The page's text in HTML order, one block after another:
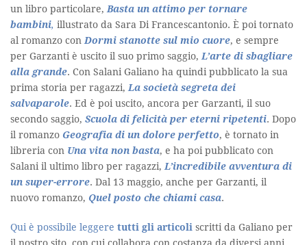
un libro particolare,Basta un attimo per tornare
bambini, illustrato da Sara Di Francescantonio. È poi tornato
al romanzo conDormi stanotte sul mio cuore, e sempre
per Garzanti è uscito il suo primo saggio,L’arte di sbagliare
alla grande. Con Salani Galiano ha quindi pubblicato la sua
prima storia per ragazzi,La società segreta dei
salvaparole. Ed è poi uscito, ancora per Garzanti, il suo
secondo saggio, Scuola di felicità per eterni ripetenti. Dopo
il romanzo Geografia di un dolore perfetto, è tornato in
libreria con Una vita non basta, e ha poi pubblicato con
Salani il ultimo libro per ragazzi,L’incredibile avventura di
un super-errore. Dal 13 maggio, anche per Garzanti, il
nuovo romanzo, Quel posto che chiami casa.
Qui è possibile leggere tutti gli articoli scritti da Galiano per